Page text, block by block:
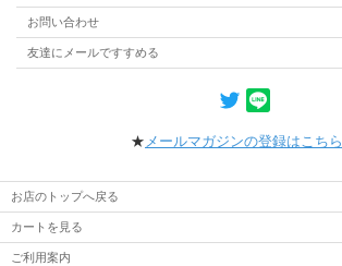
お問い合わせ
友達にメールですすめる
★ メールマガジンの登録はこちら
お店のトップへ戻る
カートを見る
ご利用案内